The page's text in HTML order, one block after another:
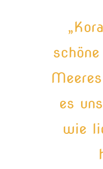
es
wie